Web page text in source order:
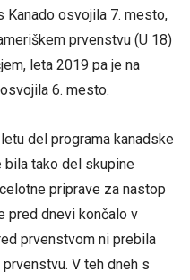
osvojila 7. mesto,
prvenstvu (U 18)
leta 2019 pa je na
6. mesto.
del programa kanadske
bila tako del skupine
priprave za nastop
pred dnevi končalo v
prvenstvom ni prebila
V teh dneh s